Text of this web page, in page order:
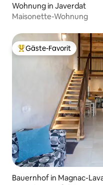
Wohnung in Javerdat
Maisonette-Wohnung
Beliebter Gäste-Favorit.
Gäste-Favorit
Bauernhof in Magnac-